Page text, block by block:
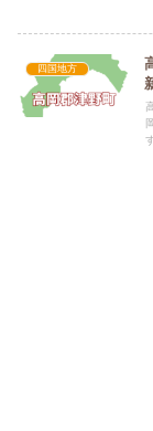
四国地方